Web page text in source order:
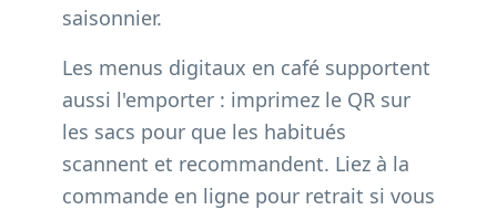
saisonnier.
Les menus digitaux en café supportent
aussi l'emporter : imprimez le QR sur
les sacs pour que les habitués
scannent et recommandent. Liez à la
commande en ligne pour retrait si vous